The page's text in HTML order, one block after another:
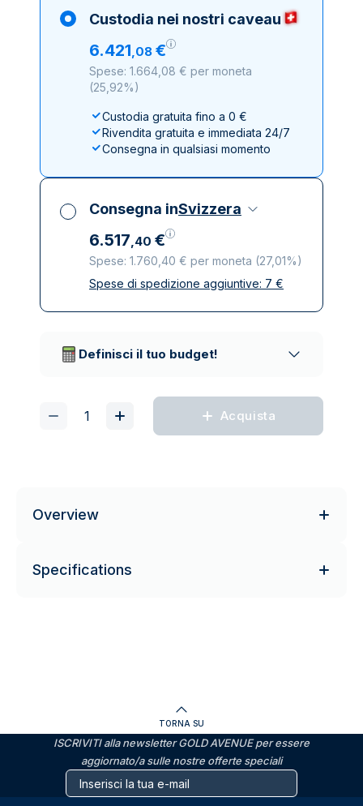
Custodia nei nostri caveau
6.421,08 €
Spese: 1.664,08 € per moneta
(25,92%)
Custodia gratuita fino a 0 €
Rivendita gratuita e immediata 24/7
Consegna in qualsiasi momento
Consegna inSvizzera
6.517,40 €
Spese: 1.760,40 € per moneta (27,01%)
Tutte le tasse incluse
Spese di spedizione aggiuntive: 7 €
Definisci il tuo budget!
Acquista
Overview
Specifications
TORNA SU
ISCRIVITI alla newsletter GOLD AVENUE per essere
aggiornato/a sulle nostre offerte speciali